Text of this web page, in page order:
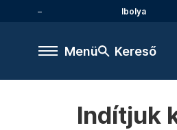
Ibolya
Menü Kereső
Indítjuk